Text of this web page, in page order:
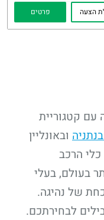
הצעה פרטים
עם קטגוריית
ובאונליין
כלי הרכב
בעולם, בעלי
של נהיגה.
לבחירתכם.